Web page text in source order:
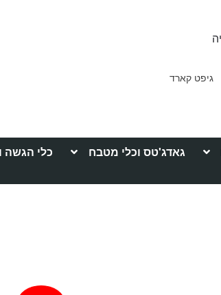
גיפט קארד
גאדג'טס וכלי מטבח כלי הגשה